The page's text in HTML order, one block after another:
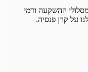
ההשקעה ודמי
על קרן פנסיה.